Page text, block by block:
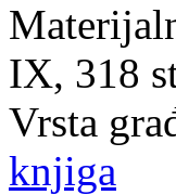
IX, 318
Vrsta
knjiga